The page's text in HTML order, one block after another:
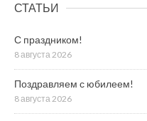
СТАТЬИ
С праздником!
8 августа 2026
Поздравляем с юбилеем!
8 августа 2026